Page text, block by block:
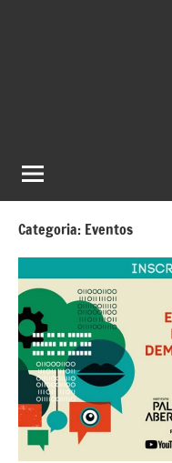
Categoria: Eventos